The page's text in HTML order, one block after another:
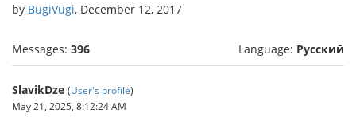
by BugiVugi, December 12, 2017
Messages: 396 Language: Русский
SlavikDze (User's profile)
May 21, 2025, 8:12:24 AM